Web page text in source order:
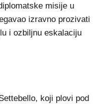
misije u
izravno prozivati
i ozbiljnu eskalaciju
koji plovi pod